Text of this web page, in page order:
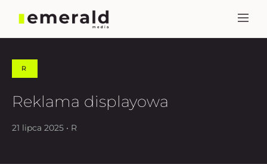
R
Reklama displayowa
21 lipca 2025 • R